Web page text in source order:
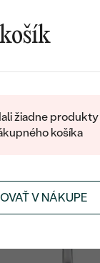
LETNÝ BLACK
MIERU
DRAHOKAMAMI
žiadne
košíka
V NÁKUPE